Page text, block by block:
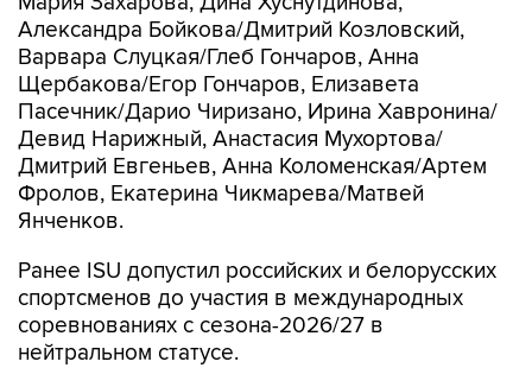
Александра Бойкова/Дмитрий Козловский,
Варвара Слуцкая/Глеб Гончаров, Анна
Щербакова/Егор Гончаров, Елизавета
Пасечник/Дарио Чиризано, Ирина Хавронина/
Девид Нарижный, Анастасия Мухортова/
Дмитрий Евгеньев, Анна Коломенская/Артем
Фролов, Екатерина Чикмарева/Матвей
Янченков.
Ранее ISU допустил российских и белорусских
спортсменов до участия в международных
соревнованиях с сезона-2026/27 в
нейтральном статусе.